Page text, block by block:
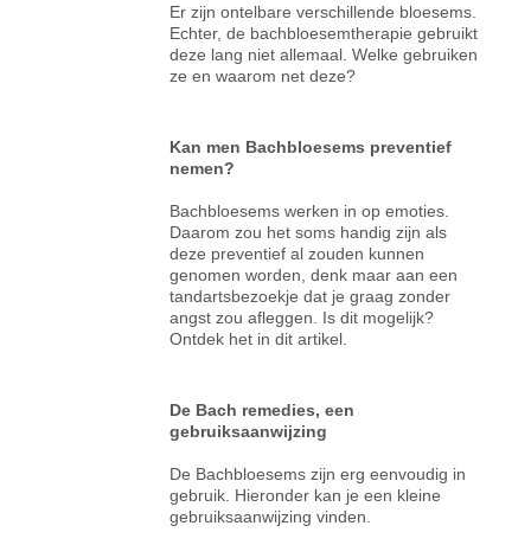
Er zijn ontelbare verschillende bloesems.
Echter, de bachbloesemtherapie gebruikt
deze lang niet allemaal. Welke gebruiken
ze en waarom net deze?
Kan men Bachbloesems preventief
nemen?
Bachbloesems werken in op emoties.
Daarom zou het soms handig zijn als
deze preventief al zouden kunnen
genomen worden, denk maar aan een
tandartsbezoekje dat je graag zonder
angst zou afleggen. Is dit mogelijk?
Ontdek het in dit artikel.
De Bach remedies, een
gebruiksaanwijzing
De Bachbloesems zijn erg eenvoudig in
gebruik. Hieronder kan je een kleine
gebruiksaanwijzing vinden.